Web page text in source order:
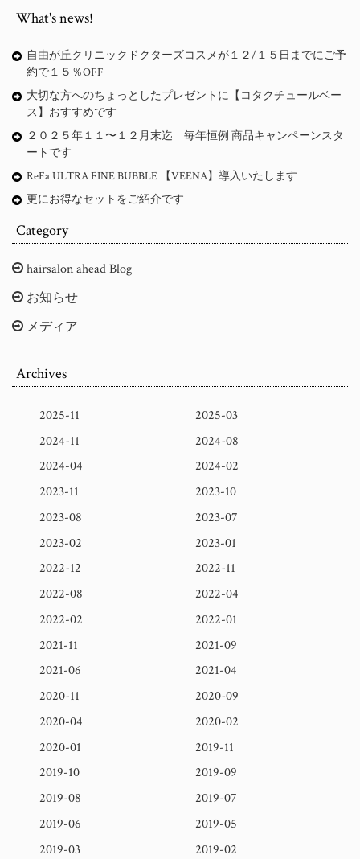
What's news!
自由が丘クリニックドクターズコスメが１２/１５日までにご予
約で１５％OFF
大切な方へのちょっとしたプレゼントに【コタクチュールベー
ス】おすすめです
２０２５年１１〜１２月末迄 毎年恒例 商品キャンペーンスタ
ートです
ReFa ULTRA FINE BUBBLE 【VEENA】導入いたします
更にお得なセットをご紹介です
Category
hairsalon ahead Blog
お知らせ
メディア
Archives
2025-11
2025-03
2024-11
2024-08
2024-04
2024-02
2023-11
2023-10
2023-08
2023-07
2023-02
2023-01
2022-12
2022-11
2022-08
2022-04
2022-02
2022-01
2021-11
2021-09
2021-06
2021-04
2020-11
2020-09
2020-04
2020-02
2020-01
2019-11
2019-10
2019-09
2019-08
2019-07
2019-06
2019-05
2019-03
2019-02